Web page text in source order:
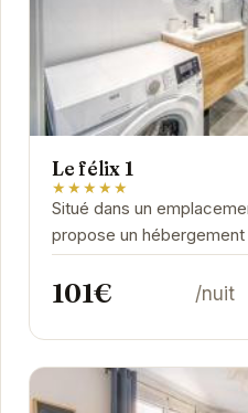
Le félix 1
★★★★★
Situé dans un
propose un
Idéal pour les voyageurs
101€ /nuit